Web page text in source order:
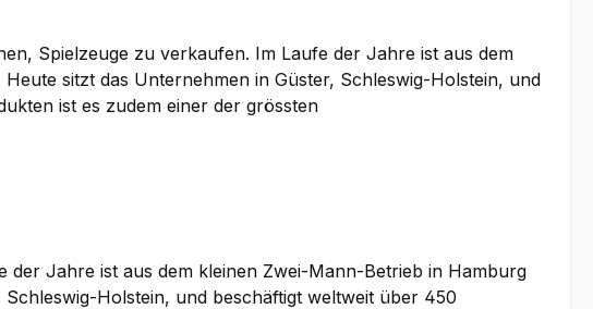
Spielzeuge zu verkaufen. Im Laufe der Jahre ist aus dem
sitzt das Unternehmen in Güster, Schleswig-Holstein, und
ist es zudem einer der grössten
der Jahre ist aus dem kleinen Zwei-Mann-Betrieb in Hamburg
Holstein, und beschäftigt weltweit über 450